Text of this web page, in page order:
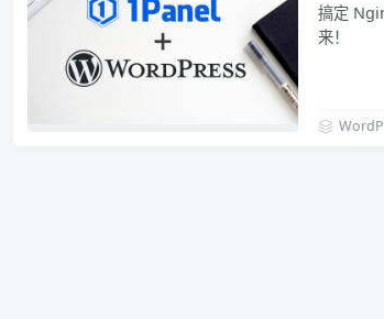
搞定
来！